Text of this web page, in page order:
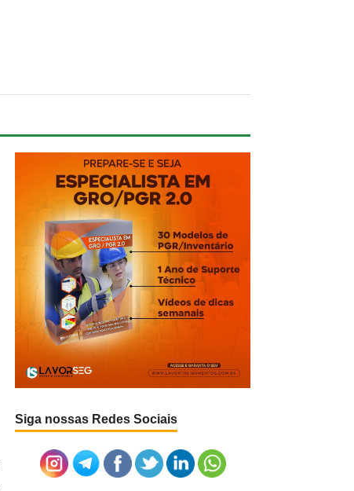
Siga nossas Redes Sociais